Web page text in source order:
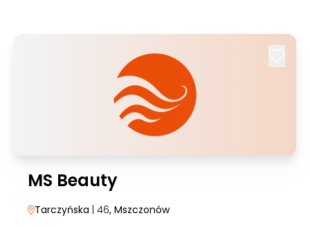
MS Beauty
Tarczyńska | 46, Mszczonów